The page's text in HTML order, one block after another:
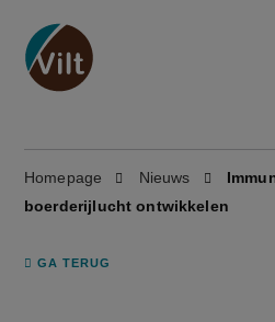
Homepage Nieuws
boerderijlucht ontwikkelen
GA TERUG